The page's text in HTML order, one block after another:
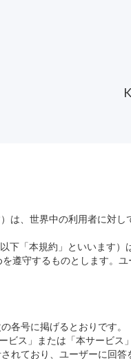
は、世界中の利用者に対し
「本規約」といいます
遵守するものとします。
各号に掲げるとおりです。
ビス」または「本サービ
れており、ユーザーに回